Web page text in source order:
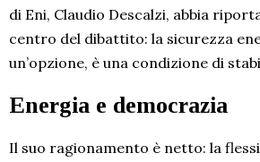
di Eni, Claudio Descalzi, abbia
centro del dibattito: la sicurezza
un’opzione, è una condizione di
Energia e democrazia
Il suo ragionamento è netto: la